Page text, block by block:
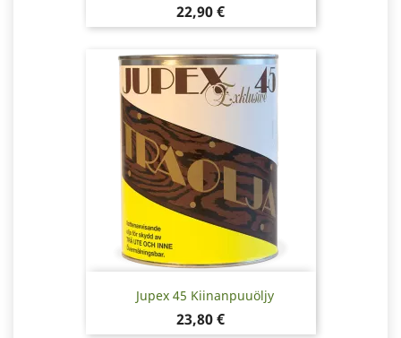
Hinta
22,90 €
Jupex 45 Kiinanpuuöljy
Hinta
23,80 €